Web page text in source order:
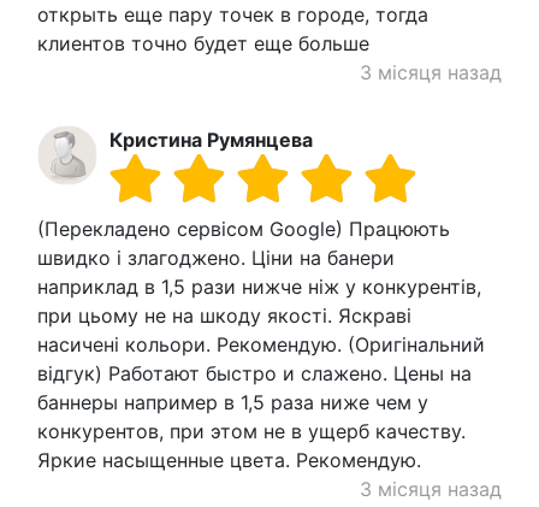
открыть еще пару точек в городе, тогда
клиентов точно будет еще больше
3 місяця назад
Кристина Румянцева
(Перекладено сервісом Google) Працюють
швидко і злагоджено. Ціни на банери
наприклад в 1,5 рази нижче ніж у конкурентів,
при цьому не на шкоду якості. Яскраві
насичені кольори. Рекомендую. (Оригінальний
відгук) Работают быстро и слажено. Цены на
баннеры например в 1,5 раза ниже чем у
конкурентов, при этом не в ущерб качеству.
Яркие насыщенные цвета. Рекомендую.
3 місяця назад